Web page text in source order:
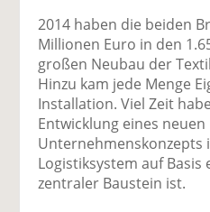
2014 haben die beiden
Millionen Euro in den
großen Neubau der
Hinzu kam jede Menge
Installation. Viel Zeit
Entwicklung eines neuen
Unternehmenskonzepts
Logistiksystem auf Basis
zentraler Baustein ist.